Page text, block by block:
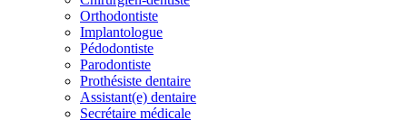
Orthodontiste
Implantologue
Pédodontiste
Parodontiste
Prothésiste dentaire
Assistant(e) dentaire
Secrétaire médicale